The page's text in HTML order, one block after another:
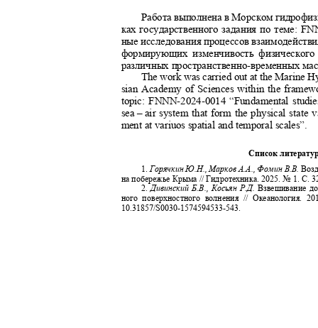
Работа выполнена в Морском
ках государственного задания по теме:
ные исследования процессов
формирующих изменчивость
различных пространственно-временных
The work was carried out at the Marine
sian Academy of Sciences within the
topic: FNNN-2024-0014 “Fundamental
sea‒air system that form the physical
ment at variuos spatial and temporal scales”.
Список
1.Горячкин Ю.Н., Марков А.А., Фомин В.В.
на побережье Крыма // Гидротехника. 2025. № 1. С.
2.Дивинский Б.В., Косьян Р.Д.Взвешивание
ного поверхностного волнения //
10.31857/S0030-1574594533-543.